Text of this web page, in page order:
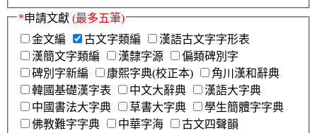
*申請文獻 (最多五筆)
金文編
古文字類編
漢語古文字字形表
漢簡文字類編
漢隸字源
偏類碑別字
碑別字新編
康熙字典(校正本)
角川漢和辭典
韓國基礎漢字表
中文大辭典
漢語大字典
中國書法大字典
草書大字典
學生簡體字字典
佛教難字字典
中華字海
古文四聲韻